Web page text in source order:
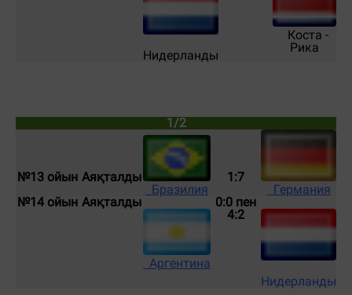
Нидерланды
Коста -
Рика
1/2
№13 ойын Аяқталды
Бразилия
1:7
Германия
№14 ойын Аяқталды
Аргентина
0:0 пен
4:2
Нидерланды